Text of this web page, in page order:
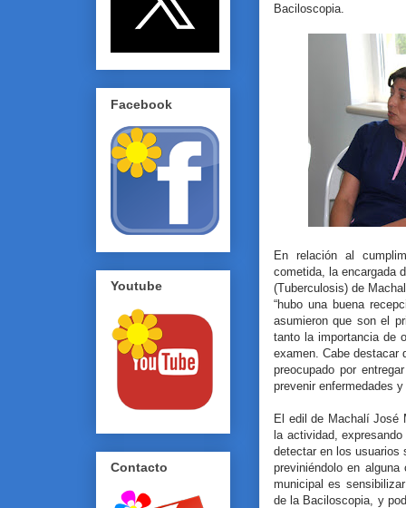
Baciloscopia.
En relación al
cometida, la encargada
(Tuberculosis) de
“hubo una buena
asumieron que son el
tanto la importancia de
examen. Cabe destacar
preocupado por
prevenir enfermedades
El edil de Machalí José
la actividad,
detectar en los usuarios
previniéndolo en
municipal es
de la Baciloscopia, y
Facebook
Youtube
Contacto